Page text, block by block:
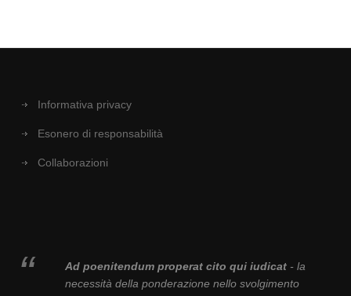
Informativa privacy
Esonero di responsabilità
Collaborazioni
Ad poenitendum properat cito qui iudicat- la
necessità della ponderazione nello svolgimento